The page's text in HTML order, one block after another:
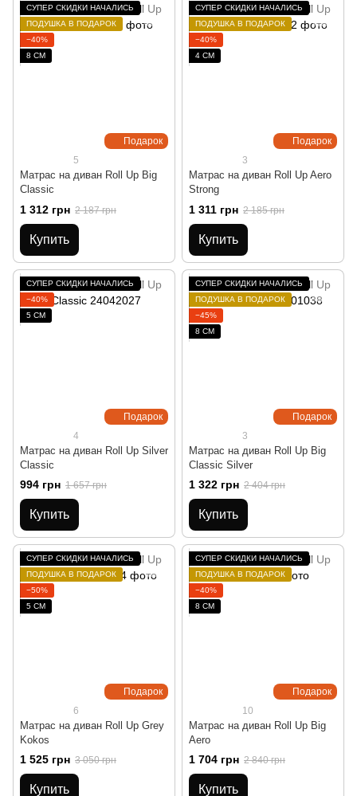
Подарок
СУПЕР СКИДКИ НАЧАЛИСЬ
ПОДУШКА В ПОДАРОК
−40%
8 СМ
5
Матрас на диван Roll Up Big
Classic
1 312 грн 2 187 грн
Купить
Подарок
СУПЕР СКИДКИ НАЧАЛИСЬ
ПОДУШКА В ПОДАРОК
−40%
4 СМ
3
Матрас на диван Roll Up Aero
Strong
1 311 грн 2 185 грн
Купить
Подарок
СУПЕР СКИДКИ НАЧАЛИСЬ
−40%
5 СМ
4
Матрас на диван Roll Up Silver
Classic
994 грн 1 657 грн
Купить
Подарок
СУПЕР СКИДКИ НАЧАЛИСЬ
ПОДУШКА В ПОДАРОК
−45%
8 СМ
3
Матрас на диван Roll Up Big
Classic Silver
1 322 грн 2 404 грн
Купить
Подарок
СУПЕР СКИДКИ НАЧАЛИСЬ
ПОДУШКА В ПОДАРОК
−50%
5 СМ
6
Матрас на диван Roll Up Grey
Kokos
1 525 грн 3 050 грн
Купить
Подарок
СУПЕР СКИДКИ НАЧАЛИСЬ
ПОДУШКА В ПОДАРОК
−40%
8 СМ
10
Матрас на диван Roll Up Big
Aero
1 704 грн 2 840 грн
Купить